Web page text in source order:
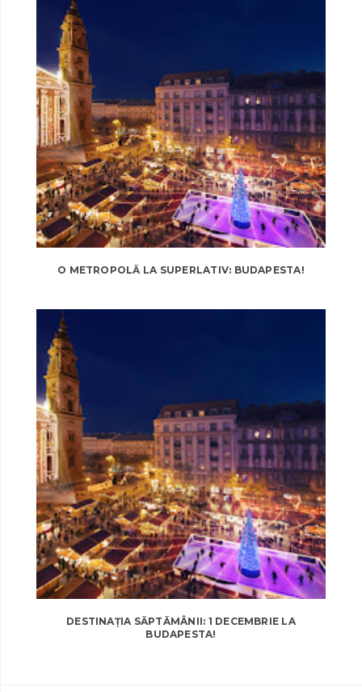
O METROPOLĂ LA SUPERLATIV: BUDAPESTA!
DESTINAȚIA SĂPTĂMÂNII: 1 DECEMBRIE LA
BUDAPESTA!